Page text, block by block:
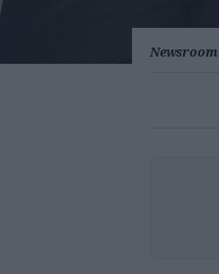
Newsroom